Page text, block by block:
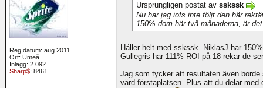
Reg.datum: aug 2011
Ort: Umeå
Inlägg: 2 092
Sharp$: 8461
Ursprungligen postat av sskssk
Nu har jag iofs inte följt den här
150% dom här två månaderna, är
Håller helt med sskssk. NiklasJ har
Gullegris har 111% ROI på 18 rekar de
Jag som tycker att resultaten även
värd förstaplatsen. Plus att du delar med